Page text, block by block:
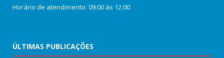
Horário de atendimento: 09:00 às 12:00
ÚLTIMAS PUBLICAÇÕES